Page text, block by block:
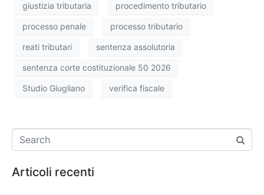
giustizia tributaria procedimento tributario
processo penale processo tributario
reati tributari sentenza assolutoria
sentenza corte costituzionale 50 2026
Studio Giugliano verifica fiscale
Articoli recenti